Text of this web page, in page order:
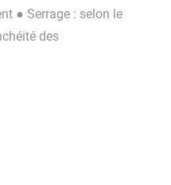
● Serrage : selon le
des